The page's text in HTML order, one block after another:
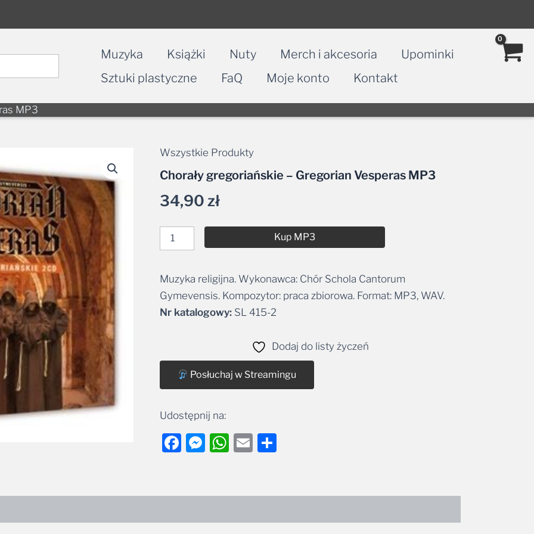
Muzyka Książki Nuty Merch i akcesoria
Upominki
Sztuki plastyczne
FaQ Moje konto Kontakt
MP3
Wszystkie Produkty
Chorały gregoriańskie – Gregorian Vesperas MP3
34,90zł
ilość
gregoriańskie
Gregorian
MP3
Kup MP3
Alternative:
Muzyka religijna. Wykonawca: Chór Schola Cantorum
Gymevensis. Kompozytor: praca zbiorowa. Format: MP3, WAV.
Nr katalogowy:SL 415-2
Dodaj do listy życzeń
Posłuchaj w Streamingu
Udostępnij na:
Facebook
Messenger
WhatsApp
EmailShare